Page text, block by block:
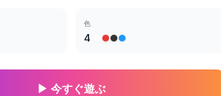
色
4
▶ 今すぐ遊ぶ